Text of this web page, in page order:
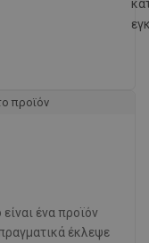
προϊόν
ένα προϊόν
έκλεψε